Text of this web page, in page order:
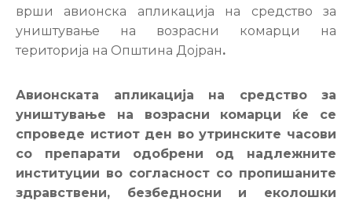
врши авионска апликација на средство за
уништување на возрасни комарци на
територија на Општина Дојран.
Авионската апликација на средство за
уништување на возрасни комарци ќе се
спроведе истиот ден во утринските часови
со препарати одобрени од надлежните
институции во согласност со пропишаните
здравствени, безбедносни и еколошки